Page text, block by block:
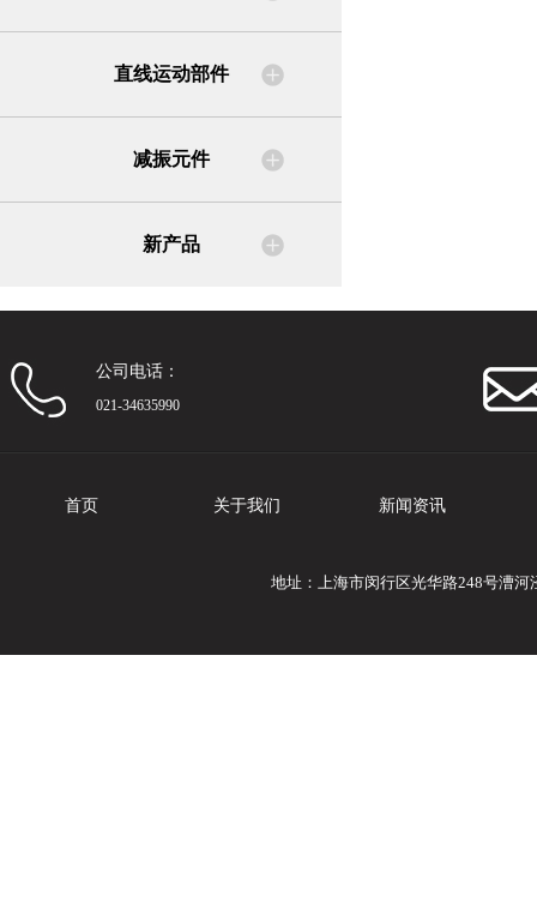
直线运动部件
减振元件
新产品
公司电话：
021-34635990
首页 关于我们 新闻资讯
地址：上海市闵行区光华路248号漕